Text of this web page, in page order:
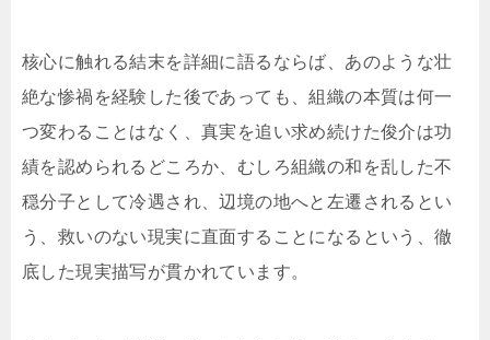
核心に触れる結末を詳細に語るならば、あのような壮
絶な惨禍を経験した後であっても、組織の本質は何一
つ変わることはなく、真実を追い求め続けた俊介は功
績を認められるどころか、むしろ組織の和を乱した不
穏分子として冷遇され、辺境の地へと左遷されるとい
う、救いのない現実に直面することになるという、徹
底した現実描写が貫かれています。